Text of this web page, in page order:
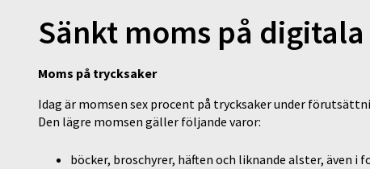
Sänkt moms på
Moms på trycksaker
Idag är momsen sex procent på trycksaker under
Den lägre momsen gäller följande varor:
böcker, broschyrer, häften och liknande alster, även i